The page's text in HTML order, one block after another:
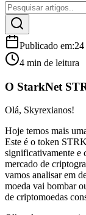
Publicado em:
4 min de leitura
O StarkNet
Olá, Skyrexianos!
Hoje temos mais
Este é o token
significativamente e
mercado de
vamos analisar em
moeda vai bombar
de criptomoedas